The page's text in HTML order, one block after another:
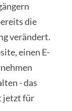
die
verändert.
einen E-
- das
jetzt für